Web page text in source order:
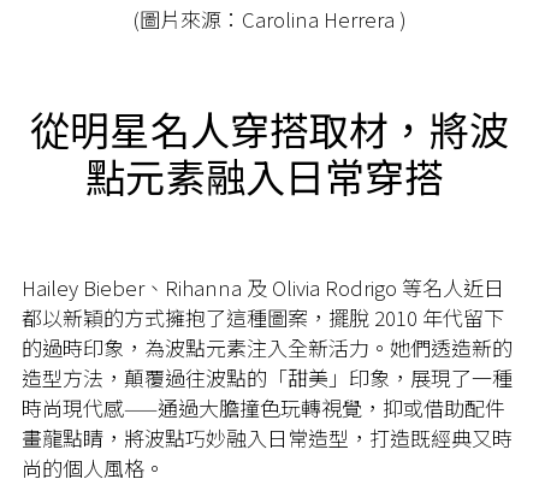
(圖片來源：Carolina Herrera )
從明星名人穿搭取材，將波
點元素融入日常穿搭
Hailey Bieber、Rihanna 及 Olivia Rodrigo 等名人近日
都以新穎的方式擁抱了這種圖案，擺脫 2010 年代留下
的過時印象，為波點元素注入全新活力。她們透造新的
造型方法，顛覆過往波點的「甜美」印象，展現了一種
時尚現代感——通過大膽撞色玩轉視覺，抑或借助配件
畫龍點睛，將波點巧妙融入日常造型，打造既經典又時
尚的個人風格。